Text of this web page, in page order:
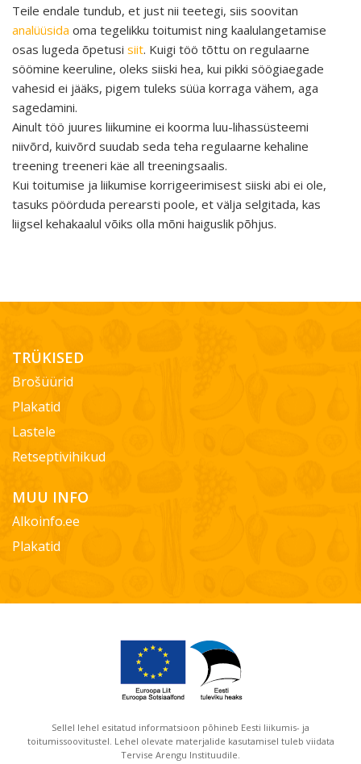
Teile endale tundub, et just nii teetegi, siis soovitan
analüüsida oma tegelikku toitumist ning kaalulangetamise
osas lugeda õpetusi siit. Kuigi töö tõttu on regulaarne
söömine keeruline, oleks siiski hea, kui pikki söögiaegade
vahesid ei jääks, pigem tuleks süüa korraga vähem, aga
sagedamini.
Ainult töö juures liikumine ei koorma luu-lihassüsteemi
niivõrd, kuivõrd suudab seda teha regulaarne kehaline
treening treeneri käe all treeningsaalis.
Kui toitumise ja liikumise korrigeerimisest siiski abi ei ole,
tasuks pöörduda perearsti poole, et välja selgitada, kas
liigsel kehakaalul võiks olla mõni haiguslik põhjus.
TRÜKISED
Brošüürid
Plakatid
Lastele
Retseptivihikud
MUU INFO
Alkoinfo.ee
Plakatid
Sellel lehel esitatud informatsioon põhineb Eesti liikumis- ja
toitumissoovitustel. Lehel olevate materjalide kasutamisel tuleb viidata
Tervise Arengu Instituudile.